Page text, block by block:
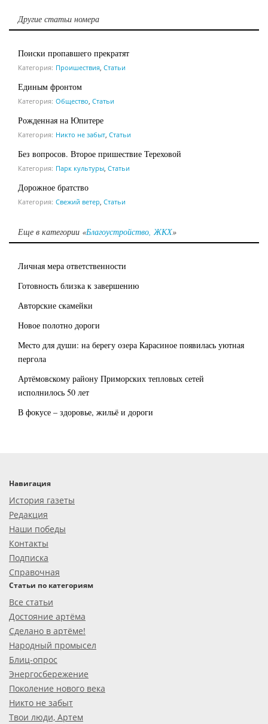
Другие статьи номера
Поиски пропавшего прекратят
Категория: Проишествия Статьи
Единым фронтом
Категория: Общество Статьи
Рожденная на Юпитере
Категория: Никто не забыт Статьи
Без вопросов. Второе пришествие Тереховой
Категория: Парк культуры Статьи
Дорожное братство
Категория: Свежий ветер Статьи
Еще в категории «Благоустройство, ЖКХ»
Личная мера ответственности
Готовность близка к завершению
Авторские скамейки
Новое полотно дороги
Место для души: на берегу озера Карасиное появилась уютная
пергола
Артёмовскому району Приморских тепловых сетей
исполнилось 50 лет
В фокусе – здоровье, жильё и дороги
Навигация
История газеты
Редакция
Наши победы
Контакты
Подписка
Справочная
Статьи по категориям
Все статьи
Достояние артёма
Сделано в артёме!
Народный промысел
Блиц-опрос
Энергосбережение
Поколение нового века
Никто не забыт
Твои люди, Артем